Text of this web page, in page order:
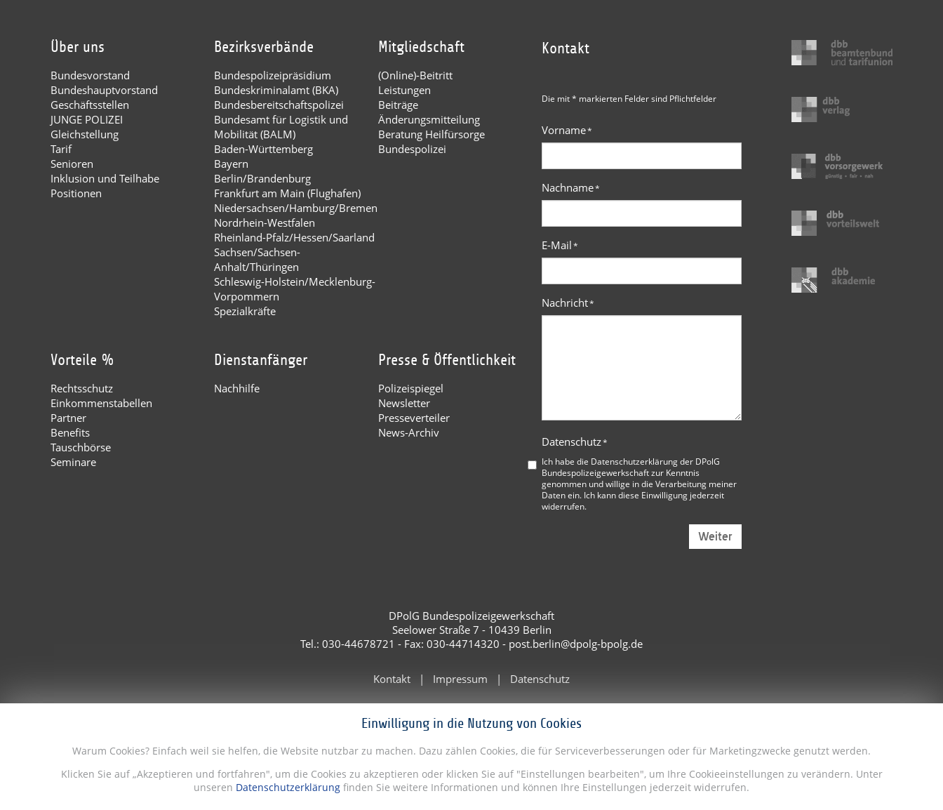
Über uns
Bundesvorstand
Bundeshauptvorstand
Geschäftsstellen
JUNGE POLIZEI
Gleichstellung
Tarif
Senioren
Inklusion und Teilhabe
Positionen
Bezirksverbände
Bundespolizeipräsidium
Bundeskriminalamt (BKA)
Bundesbereitschaftspolizei
Bundesamt für Logistik und
Mobilität (BALM)
Baden-Württemberg
Bayern
Berlin/Brandenburg
Frankfurt am Main (Flughafen)
Niedersachsen/Hamburg/Bremen
Nordrhein-Westfalen
Rheinland-Pfalz/Hessen/Saarland
Sachsen/Sachsen-
Anhalt/Thüringen
Schleswig-Holstein/Mecklenburg-
Vorpommern
Spezialkräfte
Mitgliedschaft
(Online)-Beitritt
Leistungen
Beiträge
Änderungsmitteilung
Beratung Heilfürsorge
Bundespolizei
Vorteile %
Rechtsschutz
Einkommenstabellen
Partner
Benefits
Tauschbörse
Seminare
Dienstanfänger
Nachhilfe
Presse & Öffentlichkeit
Polizeispiegel
Newsletter
Presseverteiler
News-Archiv
Kontakt
Die mit * markierten Felder sind Pflichtfelder
Vorname*
Nachname*
E-Mail*
Nachricht*
Datenschutz*
Ich habe die Datenschutzerklärung der DPolG
Bundespolizeigewerkschaftzur Kenntnis
genommen und willige in die Verarbeitung meiner
Daten ein. Ich kann diese Einwilligung jederzeit
widerrufen.
Weiter
DPolG Bundespolizeigewerkschaft
Seelower Straße 7 - 10439 Berlin
Tel.: 030-44678721 - Fax: 030-44714320 - post.berlin@dpolg-bpolg.de
Kontakt Impressum Datenschutz
Einwilligung in die Nutzung von Cookies
Warum Cookies? Einfach weil sie helfen, die Website nutzbar zu machen. Dazu zählen Cookies, die für Serviceverbesserungen oder für Marketingzwecke genutzt werden.
Klicken Sie auf „Akzeptieren und fortfahren", um die Cookies zu akzeptieren oder klicken Sie auf "Einstellungen bearbeiten", um Ihre Cookieeinstellungen zu verändern. Unter
unseren Datenschutzerklärung finden Sie weitere Informationen und können Ihre Einstellungen jederzeit widerrufen.